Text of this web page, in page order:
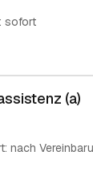
sofort
(a)
nach